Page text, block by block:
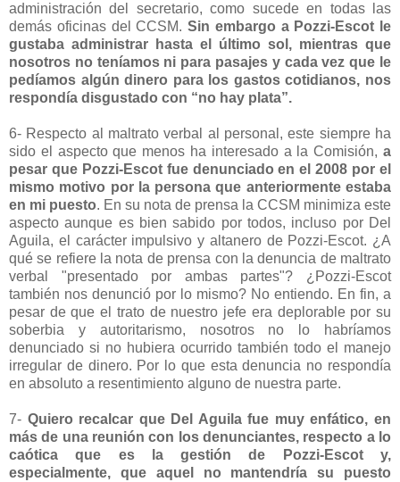
administración del secretario, como sucede en todas las
demás oficinas del CCSM. Sin embargo a Pozzi-Escot le
gustaba administrar hasta el último sol, mientras que
nosotros no teníamos ni para pasajes y cada vez que le
pedíamos algún dinero para los gastos cotidianos, nos
respondía disgustado con “no hay plata”.
6- Respecto al maltrato verbal al personal, este siempre ha
sido el aspecto que menos ha interesado a la Comisión, a
pesar que Pozzi-Escot fue denunciado en el 2008 por el
mismo motivo por la persona que anteriormente estaba
en mi puesto. En su nota de prensa la CCSM minimiza este
aspecto aunque es bien sabido por todos, incluso por Del
Aguila, el carácter impulsivo y altanero de Pozzi-Escot. ¿A
qué se refiere la nota de prensa con la denuncia de maltrato
verbal "presentado por ambas partes"? ¿Pozzi-Escot
también nos denunció por lo mismo? No entiendo. En fin, a
pesar de que el trato de nuestro jefe era deplorable por su
soberbia y autoritarismo, nosotros no lo habríamos
denunciado si no hubiera ocurrido también todo el manejo
irregular de dinero. Por lo que esta denuncia no respondía
en absoluto a resentimiento alguno de nuestra parte.
7- Quiero recalcar que Del Aguila fue muy enfático, en
más de una reunión con los denunciantes, respecto a lo
caótica que es la gestión de Pozzi-Escot y,
especialmente, que aquel no mantendría su puesto